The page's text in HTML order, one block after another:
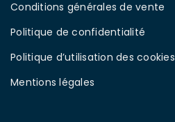
Conditions générales de vente
Politique de confidentialité
Politique d’utilisation des cookies
Mentions légales